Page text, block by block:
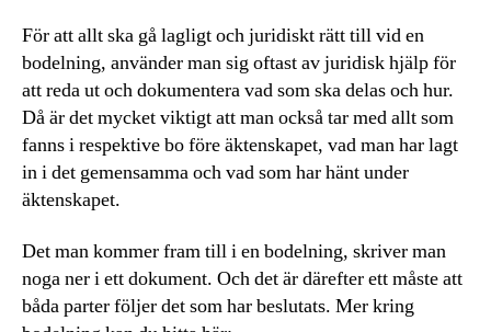
För att allt ska gå lagligt och juridiskt rätt till vid en
bodelning, använder man sig oftast av juridisk hjälp för
att reda ut och dokumentera vad som ska delas och hur.
Då är det mycket viktigt att man också tar med allt som
fanns i respektive bo före äktenskapet, vad man har lagt
in i det gemensamma och vad som har hänt under
äktenskapet.
Det man kommer fram till i en bodelning, skriver man
noga ner i ett dokument. Och det är därefter ett måste att
båda parter följer det som har beslutats. Mer kring